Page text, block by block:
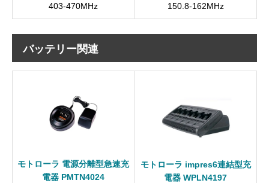
403-470MHz
150.8-162MHz
バッテリー関連
モトローラ 電源分離型急速充
電器 PMTN4024
モトローラ impres6連結型充
電器 WPLN4197